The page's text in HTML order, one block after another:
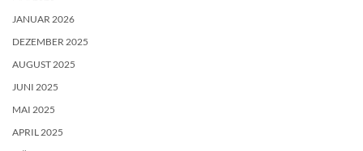
JANUAR 2026
DEZEMBER 2025
AUGUST 2025
JUNI 2025
MAI 2025
APRIL 2025